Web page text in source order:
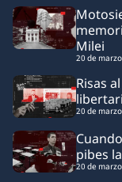
Milei
20 de
Risas
20 de
pibes
20 de